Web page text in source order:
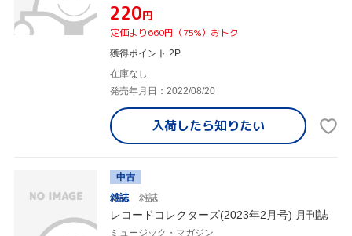
¥220円
定価より660円（75%）おトク
獲得ポイント 2P
在庫なし
発売年月日：2022/08/20
入荷したら知りたい
中古
雑誌
雑誌
レコードコレクターズ(2023年2月号) 月刊誌
ミュージック・マガジン